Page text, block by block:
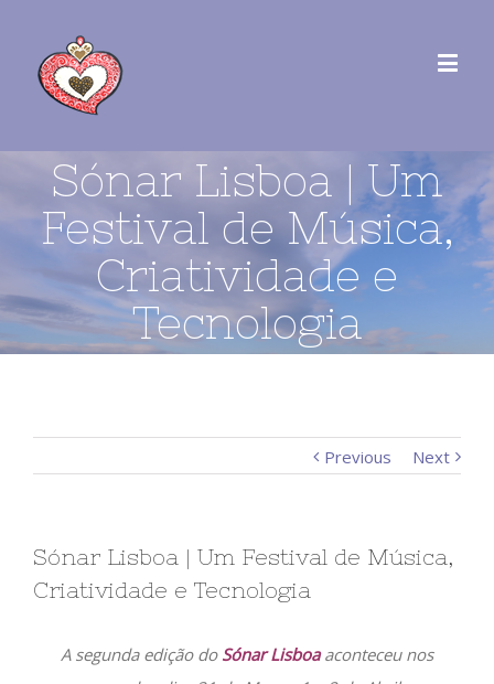
Sónar Lisboa | Um
Festival de Música,
Criatividade e
Tecnologia
Previous Next
Sónar Lisboa | Um Festival de Música,
Criatividade e Tecnologia
A segunda edição do Sónar Lisboaaconteceu nos